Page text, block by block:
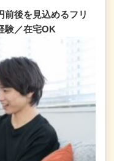
前後を見込めるフリ
験／在宅OK